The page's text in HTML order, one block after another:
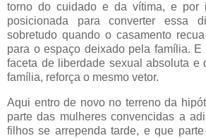
torno do cuidado e da vítima, e por
posicionada para converter essa
sobretudo quando o casamento
para o espaço deixado pela família. E
faceta de liberdade sexual absoluta e
família, reforça o mesmo vetor.
Aqui entro de novo no terreno da
parte das mulheres convencidas a
filhos se arrependa tarde, e que